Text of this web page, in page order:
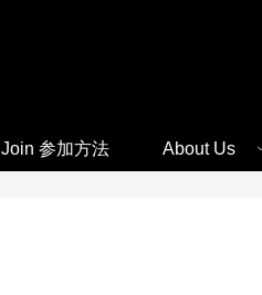
Join 参加方法 About Us